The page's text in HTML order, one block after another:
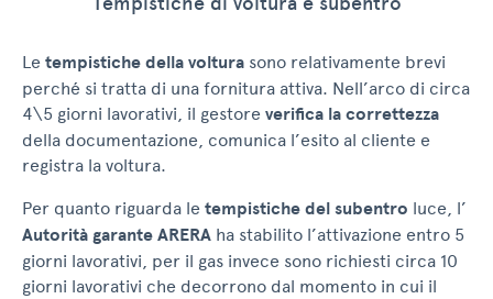
Le tempistiche della voltura sono relativamente brevi
perché si tratta di una fornitura attiva. Nell’arco di circa
4\5 giorni lavorativi, il gestore verifica la correttezza
della documentazione, comunica l’esito al cliente e
registra la voltura.
Per quanto riguarda le tempistiche del subentro luce, l’
Autorità garante ARERA ha stabilito l’attivazione entro 5
giorni lavorativi, per il gas invece sono richiesti circa 10
giorni lavorativi che decorrono dal momento in cui il